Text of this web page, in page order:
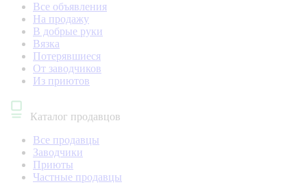
Все объявления
На продажу
В добрые руки
Вязка
Потерявшиеся
От заводчиков
Из приютов
Каталог продавцов
Все продавцы
Заводчики
Приюты
Частные продавцы